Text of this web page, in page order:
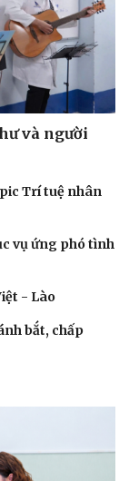
và người
Trí tuệ nhân
vụ ứng phó tình
- Lào
bắt, chấp